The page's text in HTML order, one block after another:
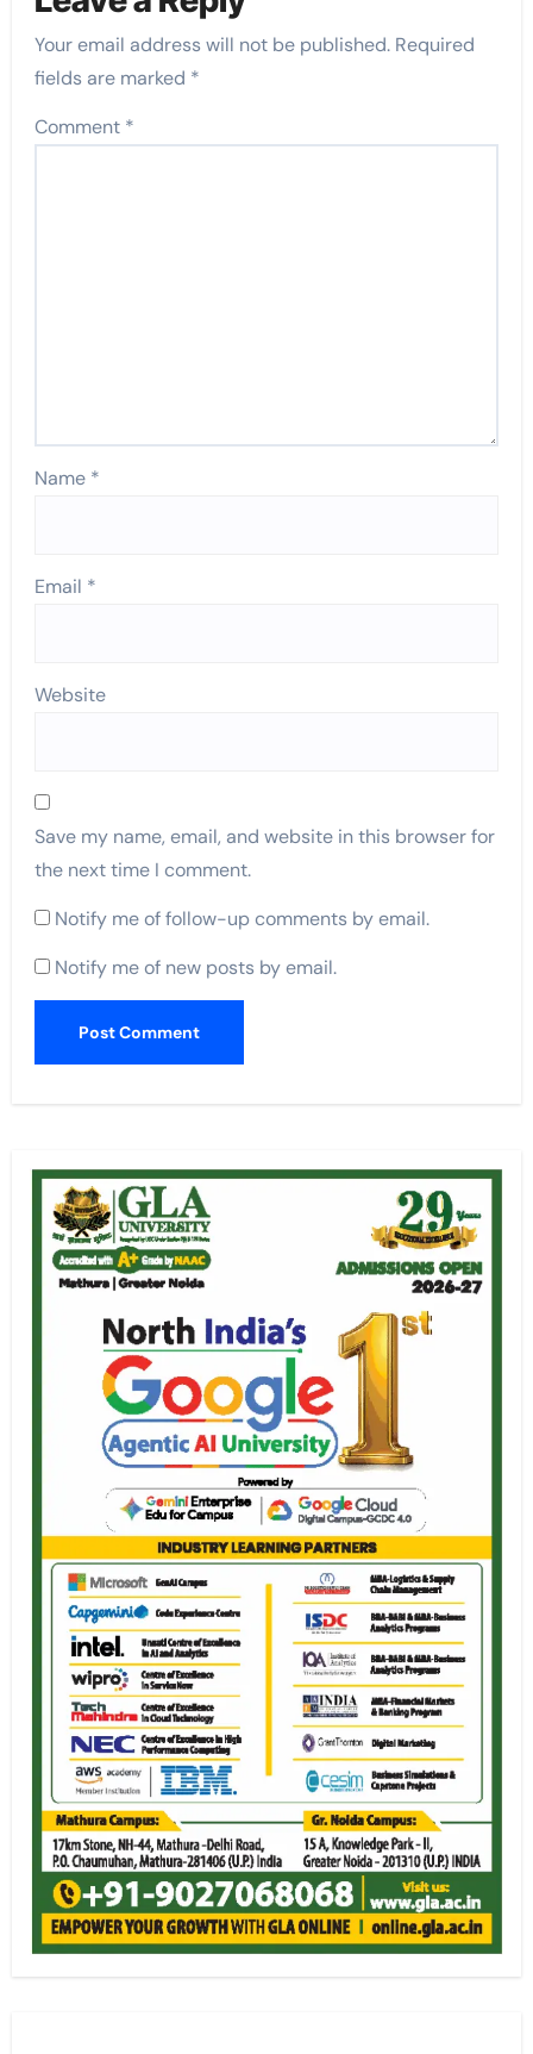
Your email address will not be published. Required
fields are marked *
Comment *
Name *
Email *
Website
Save my name, email, and website in this browser for
the next time I comment.
Notify me of follow-up comments by email.
Notify me of new posts by email.